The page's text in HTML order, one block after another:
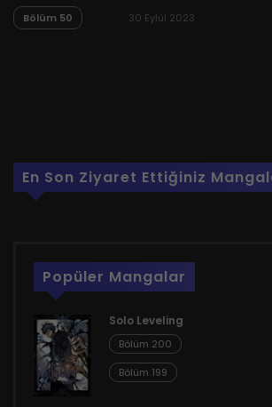
Bölüm 50 30 Eylül 2023
En Son Ziyaret Ettiğiniz
Popüler Mangalar
Solo Leveling
Bölüm 200
Bölüm 199